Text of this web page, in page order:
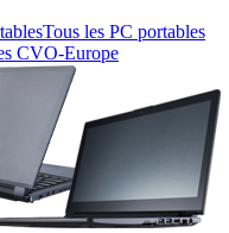
Tous les PC portables
CVO-Europe